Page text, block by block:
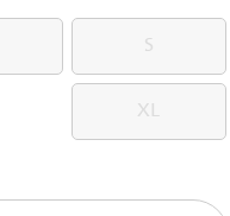
S
S
XL
XL